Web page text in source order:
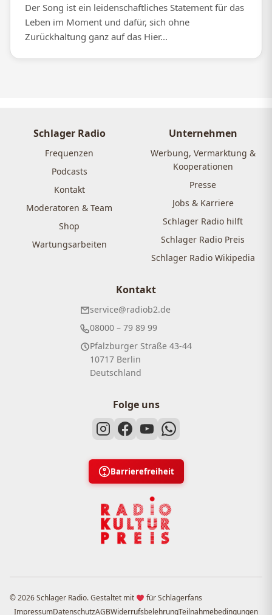
Der Song ist ein leidenschaftliches Statement für das
Leben im Moment und dafür, sich ohne
Zurückhaltung ganz auf das Hier...
Schlager Radio
Frequenzen
Podcasts
Kontakt
Moderatoren & Team
Shop
Wartungsarbeiten
Unternehmen
Werbung, Vermarktung &
Kooperationen
Presse
Jobs & Karriere
Schlager Radio hilft
Schlager Radio Preis
Schlager Radio Wikipedia
Kontakt
service@radiob2.de
08000 – 79 89 99
Pfalzburger Straße 43-44
10717 Berlin
Deutschland
Folge uns
Barrierefreiheit
© 2026 Schlager Radio. Gestaltet mit
für Schlagerfans
ImpressumDatenschutzAGBWiderrufsbelehrungTeilnahmebedingungen